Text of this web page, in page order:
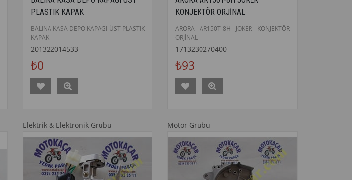
PLASTIK KAPAK
BALINA KASA DEPO KAPAGI ÜST PLASTIK
KAPAK
201322014533
₺0
KONJEKTÖR ORJİNAL
ARORA AR150T-8H JOKER KONJEKTÖR
ORJİNAL
1713230270400
₺93
Elektrik & Elektronik Grubu Motor Grubu